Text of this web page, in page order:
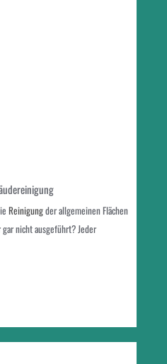
Reinigung der allgemeinen Flächen
nicht ausgeführt? Jeder